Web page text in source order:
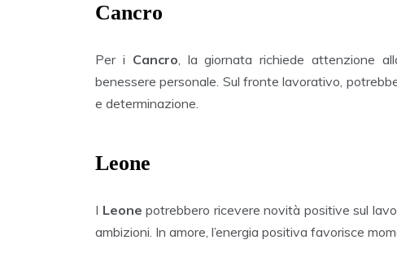
Cancro
Per i Cancro, la giornata richiede attenzione
benessere personale. Sul fronte lavorativo,
e determinazione.
Leone
I Leone potrebbero ricevere novità positive sul
ambizioni. In amore, l’energia positiva favorisce